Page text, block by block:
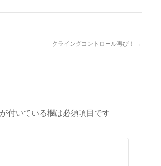
クライングコントロール再び！ →
が付いている欄は必須項目です